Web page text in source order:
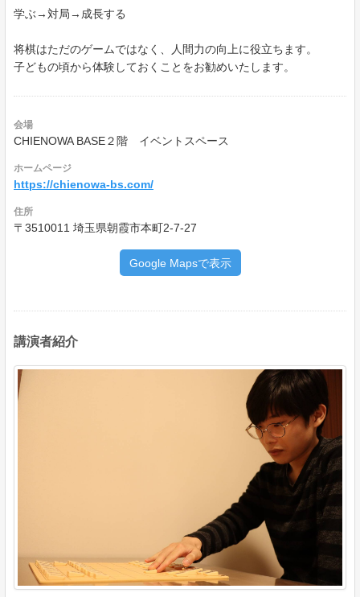
学ぶ→対局→成長する
将棋はただのゲームではなく、人間力の向上に役立ちます。
子どもの頃から体験しておくことをお勧めいたします。
会場
CHIENOWA BASE２階 イベントスペース
ホームページ
https://chienowa-bs.com/
住所
〒3510011 埼玉県朝霞市本町2-7-27
Google Mapsで表示
講演者紹介